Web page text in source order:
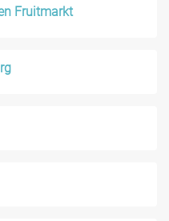
Fruitmarkt